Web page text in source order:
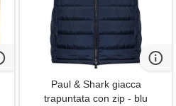
Paul & Shark giacca
trapuntata con zip - blu